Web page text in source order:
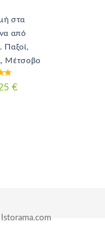
στα
από
Παξοί,
Μέτσοβο
€
Istorama.com